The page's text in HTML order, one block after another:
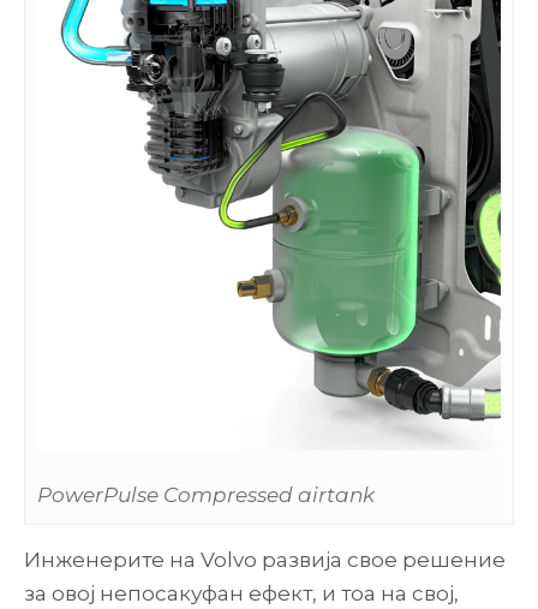
PowerPulse Compressed airtank
Инженерите на Volvo развија свое решение
за овој непосакуфан ефект, и тоа на свој,